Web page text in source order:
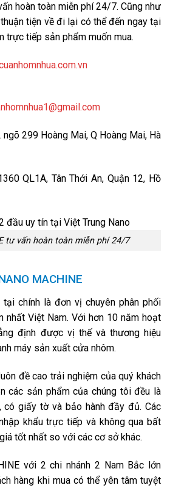
hoàn toàn miễn phí 24/7. Cũng như
tiện về đi lại có thể đến ngay tại
trực tiếp sản phẩm muốn mua.
299 Hoàng Mai, Q Hoàng Mai, Hà
QL1A, Tân Thới An, Quận 12, Hồ
tư vấn hoàn toàn miễn phí 24/7
MACHINE
tại chính là đơn vị chuyên phân phối
nhất Việt Nam. Với hơn 10 năm hoạt
định được vị thế và thương hiệu
máy sản xuất cửa nhôm.
đề cao trải nghiệm của quý khách
các sản phẩm của chúng tôi đều là
có giấy tờ và bảo hành đầy đủ. Các
khẩu trực tiếp và không qua bất
tốt nhất so với các cơ sở khác.
với 2 chi nhánh 2 Nam Bắc lớn
hàng khi mua có thể yên tâm tuyệt